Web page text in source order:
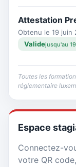
Attestation
Obtenu le 19 juin
Validejusqu'au
Toutes les
réglementaire
Espace
Connectez-
votre QR